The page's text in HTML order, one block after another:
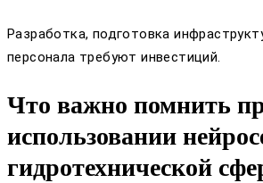
Разработка, подготовка
персонала требуют инвестиций.
Что важно помнить
использовании
гидро­технической